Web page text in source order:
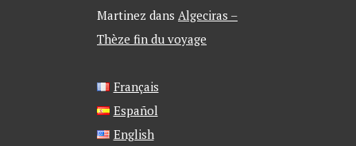
Martinez dans Algeciras –
Thèze fin du voyage
Français
Español
English